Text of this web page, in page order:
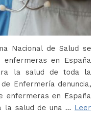
Nacional de Salud se
en España
la salud de toda la
Enfermería denuncia,
enfermeras en España
la salud de una … Leer